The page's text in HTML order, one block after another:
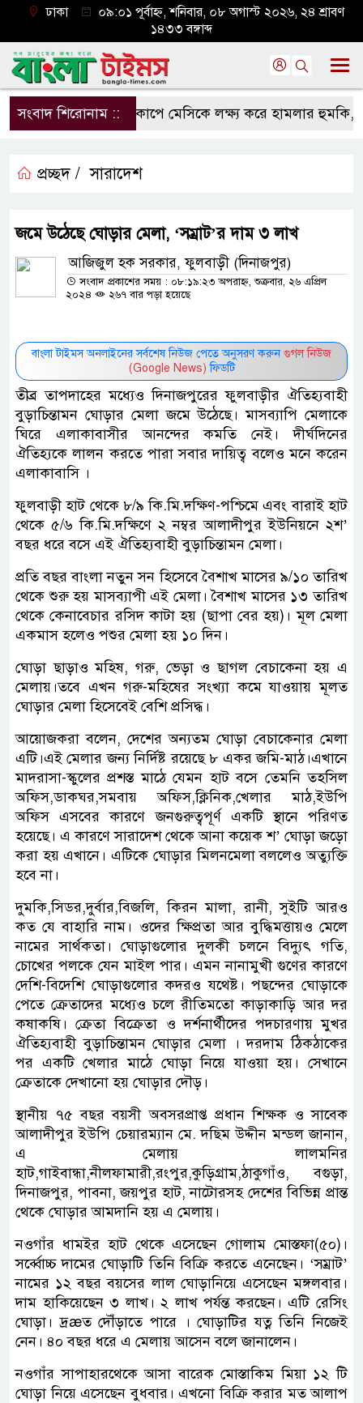
ঢাকা
০৯:০১ পূর্বাহ্ন, শনিবার, ০৮ অগাস্ট ২০২৬, ২৪ শ্রাবণ
১৪৩৩ বঙ্গাব্দ
সংবাদ শিরোনাম ::বিশ্বকাপে মেসিকে লক্ষ্য করে হামলার হুমকি,
প্রচ্ছদ / সারাদেশ
জমে উঠেছে ঘোড়ার মেলা, ‘সম্রাট’র দাম ৩ লাখ
আজিজুল হক সরকার, ফুলবাড়ী (দিনাজপুর)
সংবাদ প্রকাশের সময় : ০৮:১৯:২৩ অপরাহ্ন, শুক্রবার, ২৬ এপ্রিল
২০২৪
২৬৭ বার পড়া হয়েছে
বাংলা টাইমস অনলাইনের সর্বশেষ নিউজ পেতে অনুসরণ করুন গুগল নিউজ
(Google News) ফিডটি
তীব্র তাপদাহের মধ্যেও দিনাজপুরের ফুলবাড়ীর ঐতিহ্যবাহী
বুড়াচিন্তামন ঘোড়ার মেলা জমে উঠেছে। মাসব্যাপি মেলাকে
ঘিরে এলাকাবাসীর আনন্দের কমতি নেই। দীর্ঘদিনের
ঐতিহ্যকে লালন করতে পারা সবার দায়িত্ব বলেও মনে করেন
এলাকাবাসি ।
ফুলবাড়ী হাট থেকে ৮/৯ কি.মি.দক্ষিণ-পশ্চিমে এবং বারাই হাট
থেকে ৫/৬ কি.মি.দক্ষিণে ২ নম্বর আলাদীপুর ইউনিয়নে ২শ’
বছর ধরে বসে এই ঐতিহ্যবাহী বুড়াচিন্তামন মেলা।
প্রতি বছর বাংলা নতুন সন হিসেবে বৈশাখ মাসের ৯/১০ তারিখ
থেকে শুরু হয় মাসব্যাপী এই মেলা। বৈশাখ মাসের ১৩ তারিখ
থেকে কেনাবেচার রসিদ কাটা হয় (ছাপা বের হয়)। মূল মেলা
একমাস হলেও পশুর মেলা হয় ১০ দিন।
ঘোড়া ছাড়াও মহিষ, গরু, ভেড়া ও ছাগল বেচাকেনা হয় এ
মেলায়।তবে এখন গরু-মহিষের সংখ্যা কমে যাওয়ায় মূলত
ঘোড়ার মেলা হিসেবেই বেশি প্রসিদ্ধ।
আয়োজকরা বলেন, দেশের অন্যতম ঘোড়া বেচাকেনার মেলা
এটি।এই মেলার জন্য নির্দিষ্ট রয়েছে ৮ একর জমি-মাঠ।এখানে
মাদরাসা-স্কুলের প্রশস্ত মাঠে যেমন হাট বসে তেমনি তহসিল
অফিস,ডাকঘর,সমবায় অফিস,ক্লিনিক,খেলার মাঠ,ইউপি
অফিস এসবের কারণে জনগুরুত্বপূর্ণ একটি স্থানে পরিণত
হয়েছে। এ কারণে সারাদেশ থেকে আনা কয়েক শ’ ঘোড়া জড়ো
করা হয় এখানে। এটিকে ঘোড়ার মিলনমেলা বললেও অত্যুক্তি
হবে না।
দুমকি,সিডর,দুর্বার,বিজলি, কিরন মালা, রানী, সুইটি আরও
কত যে বাহারি নাম। ওদের ক্ষিপ্রতা আর বুদ্ধিমত্তায়ও মেলে
নামের সার্থকতা। ঘোড়াগুলোর দুলকী চলনে বিদ্যুৎ গতি,
চোখের পলকে যেন মাইল পার। এমন নানামুখী গুণের কারণে
দেশি-বিদেশি ঘোড়াগুলোর কদরও যথেষ্ট। পছন্দের ঘোড়াকে
পেতে ক্রেতাদের মধ্যেও চলে রীতিমতো কাড়াকাড়ি আর দর
কষাকষি। ক্রেতা বিক্রেতা ও দর্শনার্থীদের পদচারণায় মুখর
ঐতিহ্যবাহী বুড়াচিন্তামন ঘোড়ার মেলা । দরদাম ঠিকঠাকের
পর একটি খেলার মাঠে ঘোড়া নিয়ে যাওয়া হয়। সেখানে
ক্রেতাকে দেখানো হয় ঘোড়ার দৌড়।
স্থানীয় ৭৫ বছর বয়সী অবসরপ্রাপ্ত প্রধান শিক্ষক ও সাবেক
আলাদীপুর ইউপি চেয়ারম্যান মে. দছিম উদ্দীন মন্ডল জানান,
এ মেলায় লালমনির
হাট,গাইবান্ধা,নীলফামারী,রংপুর,কুড়িগ্রাম,ঠাকুগাঁও, বগুড়া,
দিনাজপুর, পাবনা, জয়পুর হাট, নাটোরসহ দেশের বিভিন্ন প্রান্ত
থেকে ঘোড়ার আমদানি হয় এ মেলায়।
নওগাঁর ধামইর হাট থেকে এসেছেন গোলাম মোস্তফা(৫০)।
সর্ব্বোচ্চ দামের ঘোড়াটি তিনি বিক্রি করতে এনেছেন। ‘সম্রাট’
নামের ১২ বছর বয়সের লাল ঘোড়ানিয়ে এসেছেন মঙ্গলবার।
দাম হাকিয়েছেন ৩ লাখ। ২ লাখ পর্যন্ত করছেন। এটি রেসিং
ঘোড়া। দ্রæত দৌঁড়াতে পারে । ঘোড়াটির যত্ন তিনি নিজেই
নেন। ৪০ বছর ধরে এ মেলায় আসেন বলে জানালেন।
নওগাঁর সাপাহারথেকে আসা বারেক মোস্তাকিম মিয়া ১২ টি
ঘোড়া নিয়ে এসেছেন বুধবার। এখনো বিক্রি করার মত আলাপ